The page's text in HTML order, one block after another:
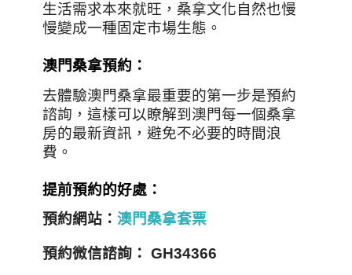
生活需求本來就旺，桑拿文化自然也慢
慢變成一種固定市場生態。
澳門桑拿預約：
去體驗澳門桑拿最重要的第一步是預約
諮詢，這樣可以瞭解到澳門每一個桑拿
房的最新資訊，避免不必要的時間浪
費。
提前預約的好處：
預約網站： 澳門桑拿套票
預約微信諮詢： GH34366